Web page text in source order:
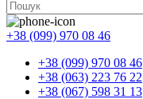
+38 (099) 970 08 46
+38 (099) 970 08 46
+38 (063) 223 76 22
+38 (067) 598 31 13